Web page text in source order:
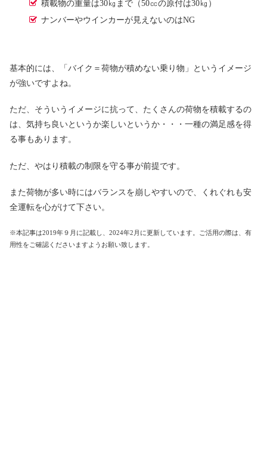
積載物の重量は30㎏まで（50㏄の原付は30㎏）
ナンバーやウインカーが見えないのはNG
基本的には、「バイク＝荷物が積めない乗り物」というイメージ
が強いですよね。
ただ、そういうイメージに抗って、たくさんの荷物を積載するの
は、気持ち良いというか楽しいというか・・・一種の満足感を得
る事もあります。
ただ、やはり積載の制限を守る事が前提です。
また荷物が多い時にはバランスを崩しやすいので、くれぐれも安
全運転を心がけて下さい。
※本記事は2019年９月に記載し、2024年2月に更新しています。ご活用の際は、有
用性をご確認くださいますようお願い致します。